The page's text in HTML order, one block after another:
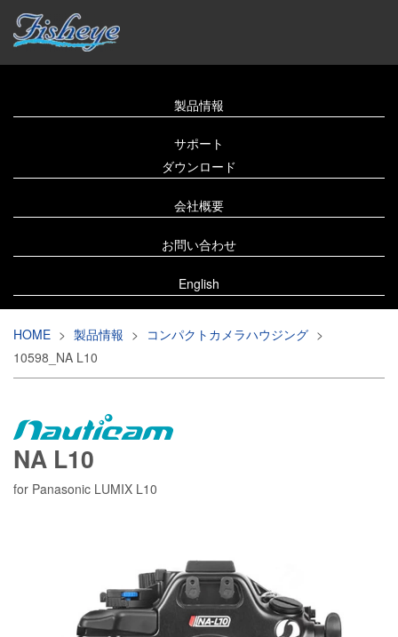
製品情報
サポート
ダウンロード
会社概要
お問い合わせ
English
HOME > 製品情報 > コンパクトカメラハウジング >
10598_NA L10
NA L10
for Panasonic LUMIX L10